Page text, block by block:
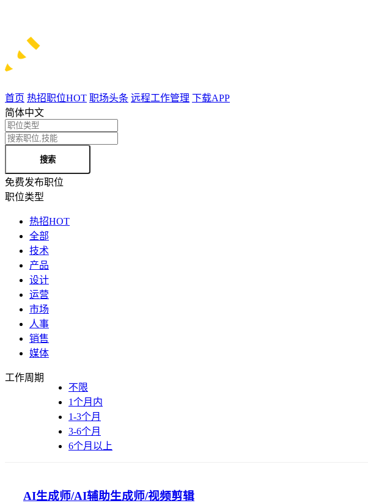
首页 热招职位HOT 职场头条 远程工作管理 下载APP
简体中文
搜索
免费发布职位
职位类型
热招HOT
全部
技术
产品
设计
运营
市场
人事
销售
媒体
工作周期
不限
1个月内
1-3个月
3-6个月
6个月以上
AI生成师/AI辅助生成师/视频剪辑